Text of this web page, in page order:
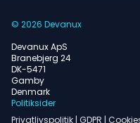
© 2026 Devanux
Devanux ApS
Branebjerg 24
DK-5471
Gamby
Denmark
Politiksider
Privatlivspolitik | GDPR |